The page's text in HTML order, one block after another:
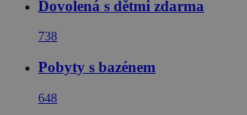
Dovolená s dětmi zdarma
738
Pobyty s bazénem
648